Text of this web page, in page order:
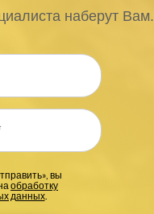
наберут Вам.
вы
обработку
данных.